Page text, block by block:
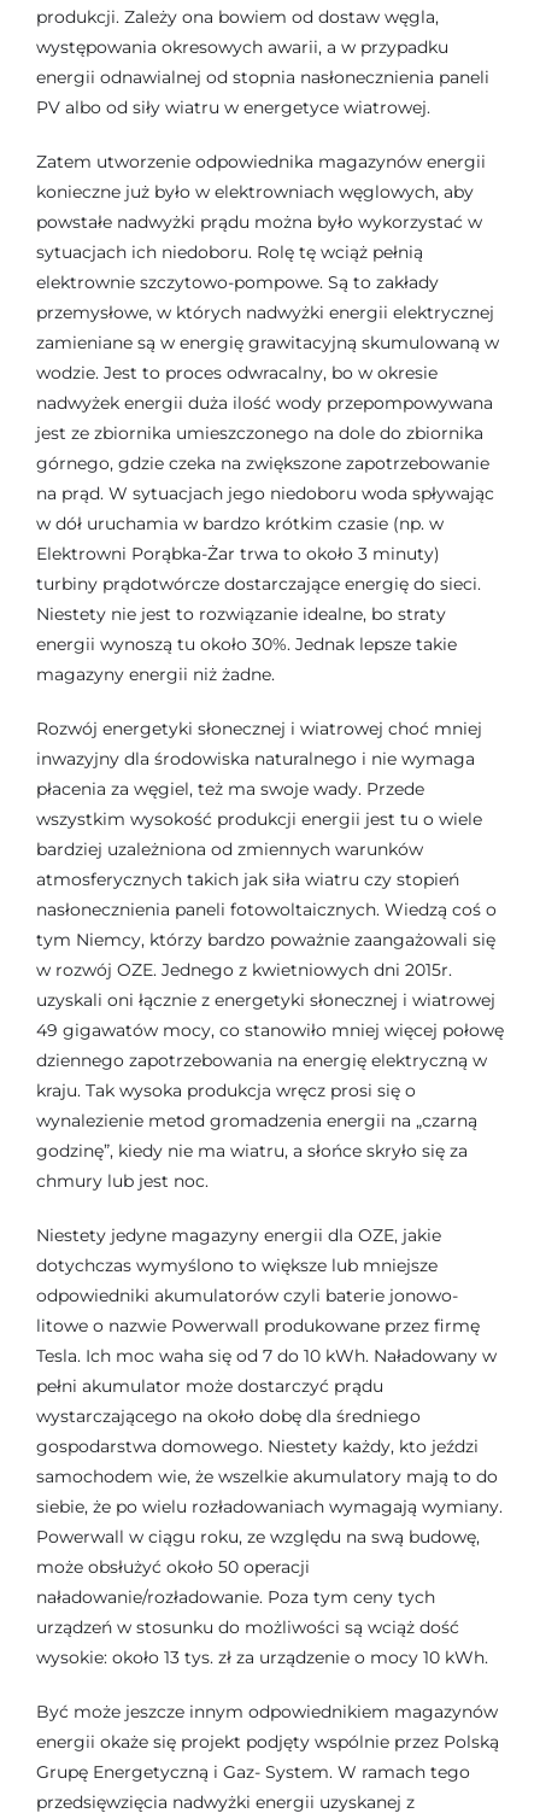
produkcji. Zależy ona bowiem od dostaw węgla,
występowania okresowych awarii, a w przypadku
energii odnawialnej od stopnia nasłonecznienia paneli
PV albo od siły wiatru w energetyce wiatrowej.
Zatem utworzenie odpowiednika magazynów energii
konieczne już było w elektrowniach węglowych, aby
powstałe nadwyżki prądu można było wykorzystać w
sytuacjach ich niedoboru. Rolę tę wciąż pełnią
elektrownie szczytowo-pompowe. Są to zakłady
przemysłowe, w których nadwyżki energii elektrycznej
zamieniane są w energię grawitacyjną skumulowaną w
wodzie. Jest to proces odwracalny, bo w okresie
nadwyżek energii duża ilość wody przepompowywana
jest ze zbiornika umieszczonego na dole do zbiornika
górnego, gdzie czeka na zwiększone zapotrzebowanie
na prąd. W sytuacjach jego niedoboru woda spływając
w dół uruchamia w bardzo krótkim czasie (np. w
Elektrowni Porąbka-Żar trwa to około 3 minuty)
turbiny prądotwórcze dostarczające energię do sieci.
Niestety nie jest to rozwiązanie idealne, bo straty
energii wynoszą tu około 30%. Jednak lepsze takie
magazyny energii niż żadne.
Rozwój energetyki słonecznej i wiatrowej choć mniej
inwazyjny dla środowiska naturalnego i nie wymaga
płacenia za węgiel, też ma swoje wady. Przede
wszystkim wysokość produkcji energii jest tu o wiele
bardziej uzależniona od zmiennych warunków
atmosferycznych takich jak siła wiatru czy stopień
nasłonecznienia paneli fotowoltaicznych. Wiedzą coś o
tym Niemcy, którzy bardzo poważnie zaangażowali się
w rozwój OZE. Jednego z kwietniowych dni 2015r.
uzyskali oni łącznie z energetyki słonecznej i wiatrowej
49 gigawatów mocy, co stanowiło mniej więcej połowę
dziennego zapotrzebowania na energię elektryczną w
kraju. Tak wysoka produkcja wręcz prosi się o
wynalezienie metod gromadzenia energii na „czarną
godzinę”, kiedy nie ma wiatru, a słońce skryło się za
chmury lub jest noc.
Niestety jedyne magazyny energii dla OZE, jakie
dotychczas wymyślono to większe lub mniejsze
odpowiedniki akumulatorów czyli baterie jonowo-
litowe o nazwie Powerwall produkowane przez firmę
Tesla. Ich moc waha się od 7 do 10 kWh. Naładowany w
pełni akumulator może dostarczyć prądu
wystarczającego na około dobę dla średniego
gospodarstwa domowego. Niestety każdy, kto jeździ
samochodem wie, że wszelkie akumulatory mają to do
siebie, że po wielu rozładowaniach wymagają wymiany.
Powerwall w ciągu roku, ze względu na swą budowę,
może obsłużyć około 50 operacji
naładowanie/rozładowanie. Poza tym ceny tych
urządzeń w stosunku do możliwości są wciąż dość
wysokie: około 13 tys. zł za urządzenie o mocy 10 kWh.
Być może jeszcze innym odpowiednikiem magazynów
energii okaże się projekt podjęty wspólnie przez Polską
Grupę Energetyczną i Gaz- System. W ramach tego
przedsięwzięcia nadwyżki energii uzyskanej z